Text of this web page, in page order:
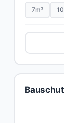
7m³